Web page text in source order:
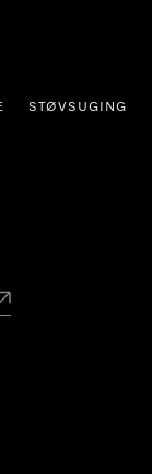
STØVSUGING